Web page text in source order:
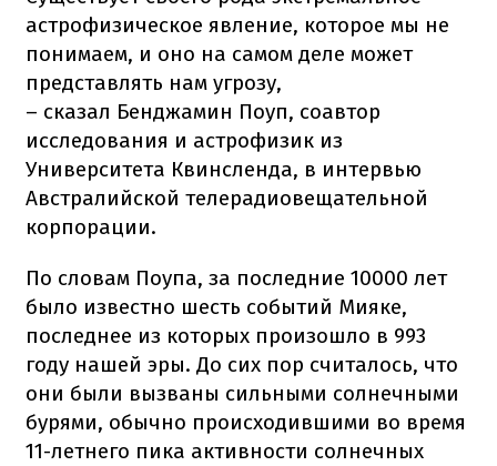
астрофизическое явление, которое мы не
понимаем, и оно на самом деле может
представлять нам угрозу,
– сказал Бенджамин Поуп, соавтор
исследования и астрофизик из
Университета Квинсленда, в интервью
Австралийской телерадиовещательной
корпорации.
По словам Поупа, за последние 10000 лет
было известно шесть событий Мияке,
последнее из которых произошло в 993
году нашей эры. До сих пор считалось, что
они были вызваны сильными солнечными
бурями, обычно происходившими во время
11-летнего пика активности солнечных